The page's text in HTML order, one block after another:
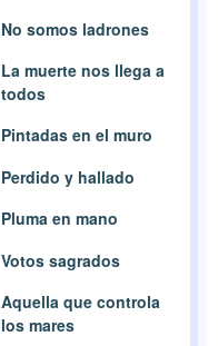
No somos ladrones
La muerte nos llega a
todos
Pintadas en el muro
Perdido y hallado
Pluma en mano
Votos sagrados
Aquella que controla
los mares